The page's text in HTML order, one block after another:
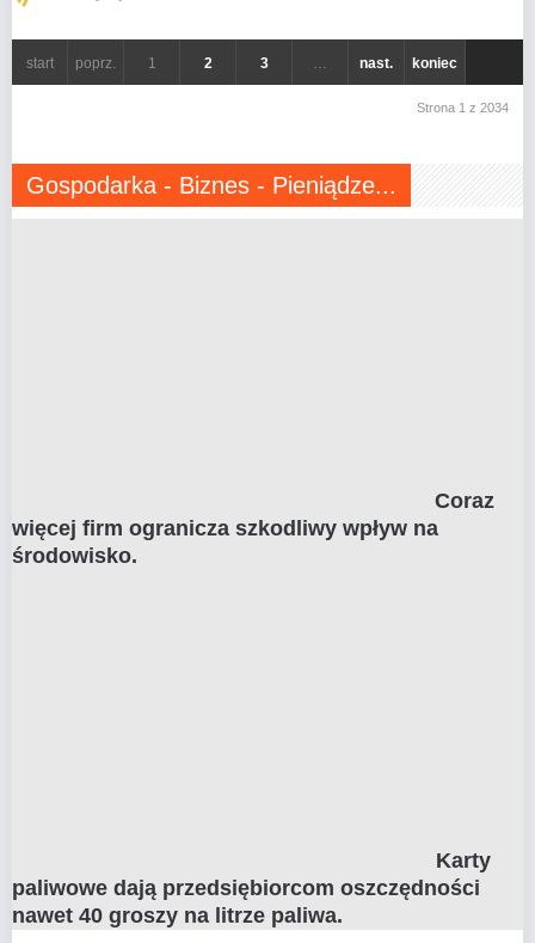
start poprz. 1 2 3 … nast. koniec
Strona 1 z 2034
Gospodarka - Biznes - Pieniądze...
Coraz
więcej firm ogranicza szkodliwy wpływ na
środowisko.
Karty
paliwowe dają przedsiębiorcom oszczędności
nawet 40 groszy na litrze paliwa.